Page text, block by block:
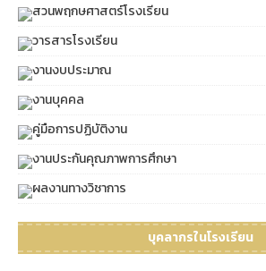
สวนพฤกษศาสตร์โรงเรียน
วารสารโรงเรียน
งานงบประมาณ
งานบุคคล
คู่มือการปฏิบัติงาน
งานประกันคุณภาพการศึกษา
ผลงานทางวิชาการ
บุคลากรในโรงเรียน